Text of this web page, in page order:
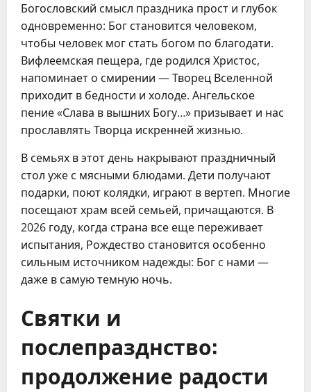
Богословский смысл праздника прост и глубок
одновременно: Бог становится человеком,
чтобы человек мог стать богом по благодати.
Вифлеемская пещера, где родился Христос,
напоминает о смирении — Творец Вселенной
приходит в бедности и холоде. Ангельское
пение «Слава в вышних Богу…» призывает и нас
прославлять Творца искренней жизнью.
В семьях в этот день накрывают праздничный
стол уже с мясными блюдами. Дети получают
подарки, поют колядки, играют в вертеп. Многие
посещают храм всей семьей, причащаются. В
2026 году, когда страна все еще переживает
испытания, Рождество становится особенно
сильным источником надежды: Бог с нами —
даже в самую темную ночь.
Святки и
послепразднство:
продолжение радости